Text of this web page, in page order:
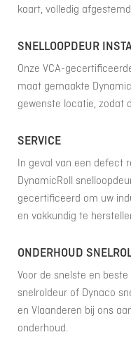
kaart, volledig
SNELLOOPDEUR
Onze VCA-
maat gemaakte
gewenste locatie, zodat
SERVICE
In geval van een defect
DynamicRoll
gecertificeerd om uw
en vakkundig te
ONDERHOUD
Voor de snelste en
snelroldeur of Dynaco
en Vlaanderen bij ons
onderhoud.